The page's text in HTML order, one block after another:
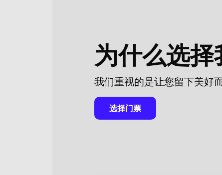
阿納斯塔西婭·塔塔列娃
娃、安娜·波波娃、迪亞娜·丘古尼希
为什么选择
我们重视的是让您留下美好
选择门票